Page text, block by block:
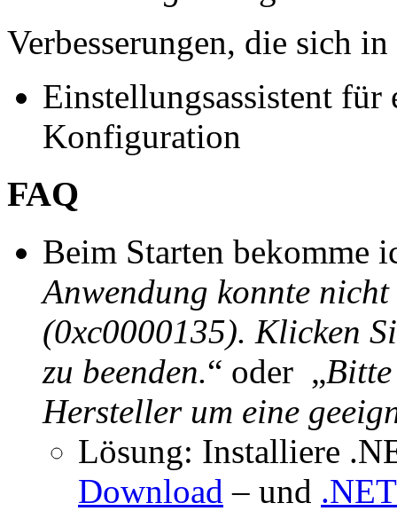
Verbesserungen, die sich
Einstellungsassistent für
Konfiguration
FAQ
Beim Starten bekomme
Anwendung konnte
(0xc0000135). Klicken
zu beenden.“ oder „
Hersteller um eine
Lösung: Installiere
Download – und